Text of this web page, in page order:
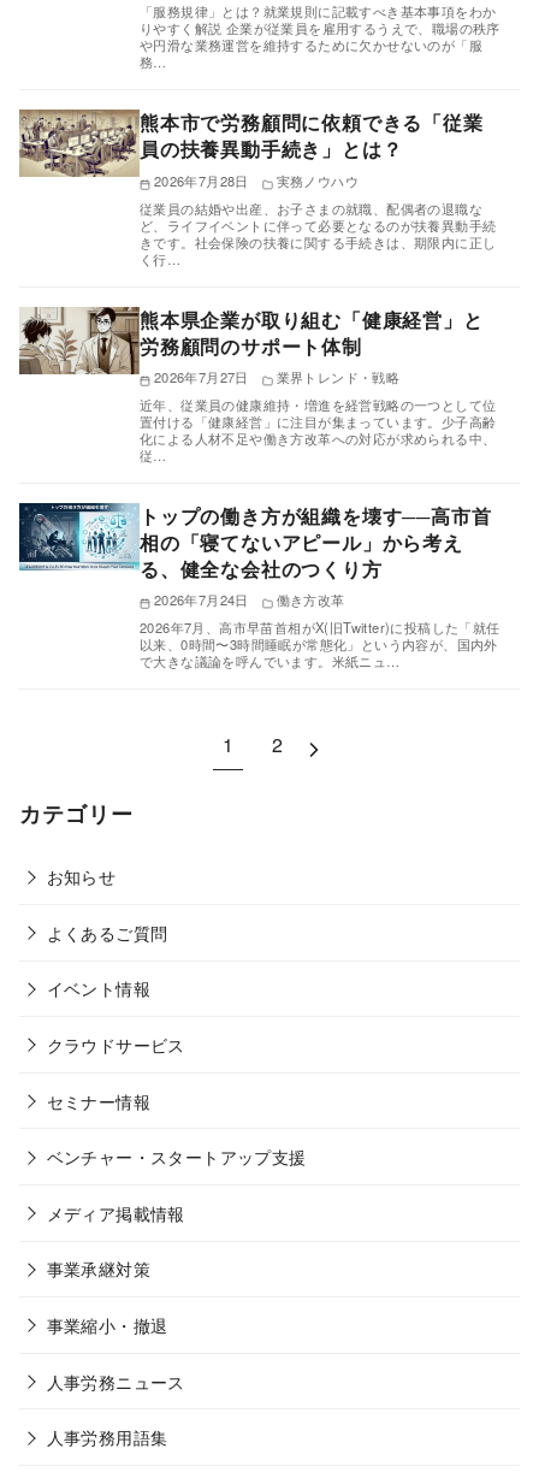
「服務規律」とは？就業規則に記載すべき基本事項をわか
りやすく解説 企業が従業員を雇用するうえで、職場の秩序
や円滑な業務運営を維持するために欠かせないのが「服
務…
熊本市で労務顧問に依頼できる「従業
員の扶養異動手続き」とは？
2026年7月28日
実務ノウハウ
従業員の結婚や出産、お子さまの就職、配偶者の退職な
ど、ライフイベントに伴って必要となるのが扶養異動手続
きです。社会保険の扶養に関する手続きは、期限内に正し
く行…
熊本県企業が取り組む「健康経営」と
労務顧問のサポート体制
2026年7月27日
業界トレンド・戦略
近年、従業員の健康維持・増進を経営戦略の一つとして位
置付ける「健康経営」に注目が集まっています。少子高齢
化による人材不足や働き方改革への対応が求められる中、
従…
トップの働き方が組織を壊す──高市首
相の「寝てないアピール」から考え
る、健全な会社のつくり方
2026年7月24日
働き方改革
2026年7月、高市早苗首相がX(旧Twitter)に投稿した「就任
以来、0時間〜3時間睡眠が常態化」という内容が、国内外
で大きな議論を呼んでいます。米紙ニュ…
1 2
カテゴリー
お知らせ
よくあるご質問
イベント情報
クラウドサービス
セミナー情報
ベンチャー・スタートアップ支援
メディア掲載情報
事業承継対策
事業縮小・撤退
人事労務ニュース
人事労務用語集